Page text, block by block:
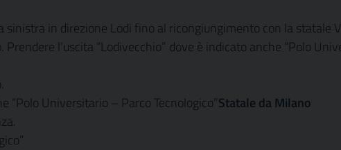
sinistra in direzione Lodi fino al ricongiungimento con la statale
l’uscita “Lodivecchio” dove è indicato anche “Polo
“Polo Universitario – Parco Tecnologico”Statale da Milano